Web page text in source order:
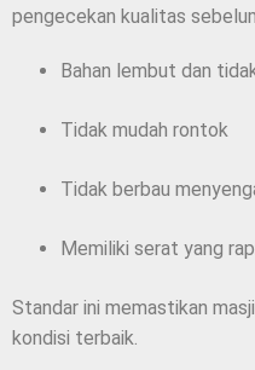
pengecekan kualitas
Bahan lembut dan
Tidak mudah rontok
Tidak berbau
Memiliki serat yang
Standar ini memastikan
kondisi terbaik.